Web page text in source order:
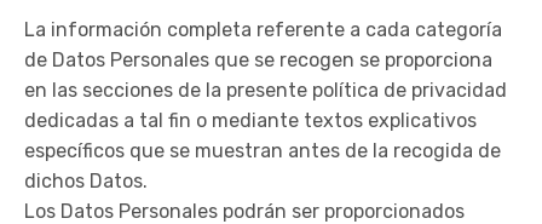
La información completa referente a cada categoría
de Datos Personales que se recogen se proporciona
en las secciones de la presente política de privacidad
dedicadas a tal fin o mediante textos explicativos
específicos que se muestran antes de la recogida de
dichos Datos.
Los Datos Personales podrán ser proporcionados